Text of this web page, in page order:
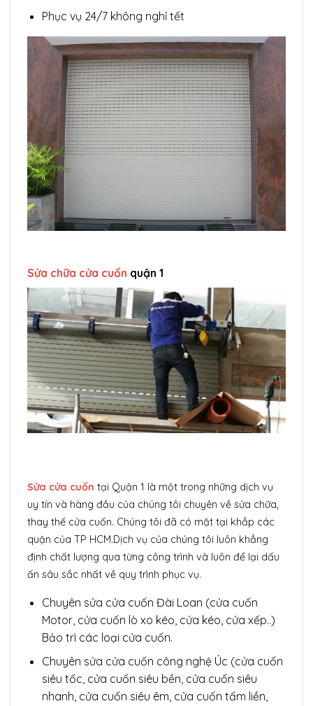
Phục vụ 24/7 không nghỉ tết
Sửa chữa cửa cuốn quận 1
Sửa cửa cuốn tại Quận 1 là một trong những dịch vụ
uy tín và hàng đầu của chúng tôi chuyên về sửa chữa,
thay thế cửa cuốn. Chúng tôi đã có mặt tại khắp các
quận của TP HCM.Dịch vụ của chúng tôi luôn khẳng
định chất lượng qua từng công trình và luôn để lại dấu
ấn sâu sắc nhất về quy trình phục vụ.
Chuyên sửa cửa cuốn Đài Loan (cửa cuốn
Motor, cửa cuốn lò xo kéo, cửa kéo, cửa xếp..)
Bảo trì các loại cửa cuốn.
Chuyên sửa cửa cuốn công nghệ Úc (cửa cuốn
siêu tốc, cửa cuốn siêu bền, cửa cuốn siêu
nhanh, cửa cuốn siêu êm, cửa cuốn tấm liền,